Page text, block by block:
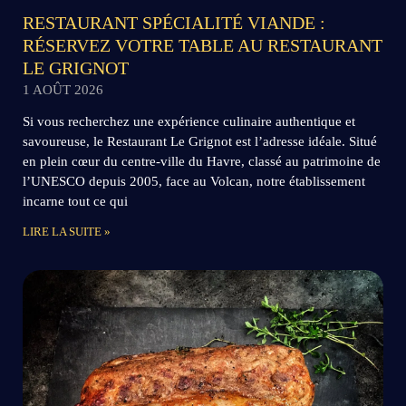
RESTAURANT SPÉCIALITÉ VIANDE :
RÉSERVEZ VOTRE TABLE AU RESTAURANT
LE GRIGNOT
1 AOÛT 2026
Si vous recherchez une expérience culinaire authentique et
savoureuse, le Restaurant Le Grignot est l’adresse idéale. Situé
en plein cœur du centre-ville du Havre, classé au patrimoine de
l’UNESCO depuis 2005, face au Volcan, notre établissement
incarne tout ce qui
LIRE LA SUITE »